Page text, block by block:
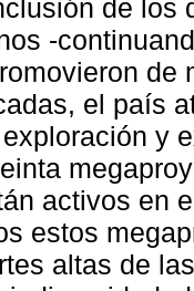
de los
-
de
el país
y
activos en
estos
altas de